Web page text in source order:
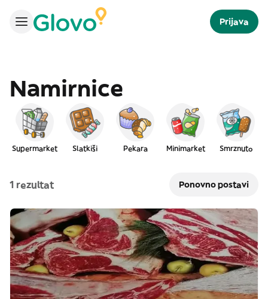
Prijava
Namirnice
Supermarket Slatkiši Pekara Minimarket Smrznuto
1 rezultat Ponovno postavi